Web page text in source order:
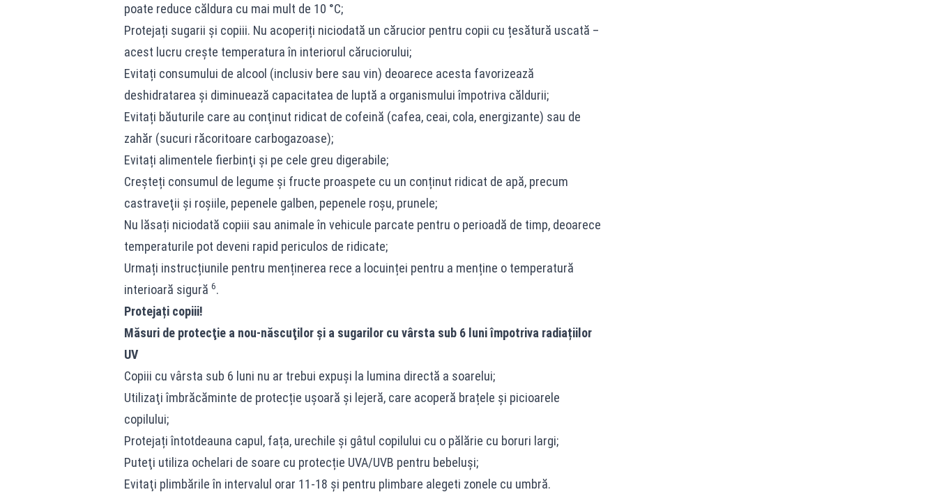
poate reduce căldura cu mai mult de 10 °C;
Protejați sugarii și copiii. Nu acoperiți niciodată un cărucior pentru copii cu țesătură uscată –
acest lucru crește temperatura în interiorul căruciorului;
Evitați consumului de alcool (inclusiv bere sau vin) deoarece acesta favorizează
deshidratarea şi diminuează capacitatea de luptă a organismului împotriva căldurii;
Evitați băuturile care au conţinut ridicat de cofeină (cafea, ceai, cola, energizante) sau de
zahăr (sucuri răcoritoare carbogazoase);
Evitați alimentele fierbinţi şi pe cele greu digerabile;
Creşteți consumul de legume şi fructe proaspete cu un conținut ridicat de apă, precum
castraveţii și roşiile, pepenele galben, pepenele roşu, prunele;
Nu lăsați niciodată copiii sau animale în vehicule parcate pentru o perioadă de timp, deoarece
temperaturile pot deveni rapid periculos de ridicate;
Urmați instrucțiunile pentru menținerea rece a locuinței pentru a menține o temperatură
interioară sigură 6.
Protejați copiii!
Măsuri de protecţie a nou-născuţilor şi a sugarilor cu vârsta sub 6 luni împotriva radiațiilor
UV
Copiii cu vârsta sub 6 luni nu ar trebui expuşi la lumina directă a soarelui;
Utilizaţi îmbrăcăminte de protecție ușoară și lejeră, care acoperă brațele și picioarele
copilului;
Protejați întotdeauna capul, fața, urechile și gâtul copilului cu o pălărie cu boruri largi;
Puteţi utiliza ochelari de soare cu protecție UVA/UVB pentru bebeluşi;
Evitaţi plimbările în intervalul orar 11-18 şi pentru plimbare alegeti zonele cu umbră.